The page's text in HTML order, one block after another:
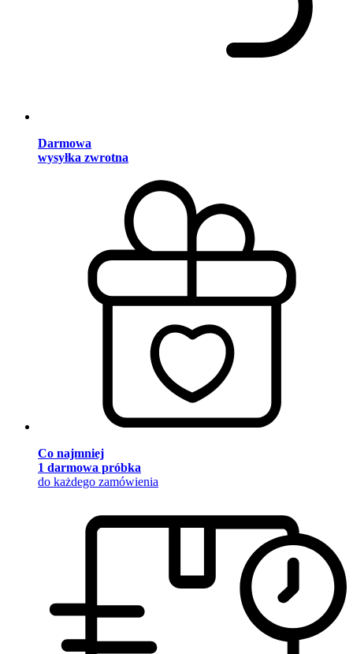
Darmowa
wysyłka zwrotna
Co najmniej
1 darmowa próbka
do każdego zamówienia